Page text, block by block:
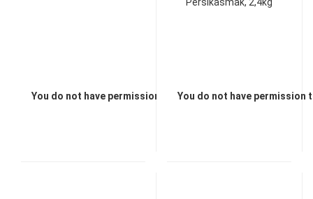
You do not have permission to view the prices
You do not have permission